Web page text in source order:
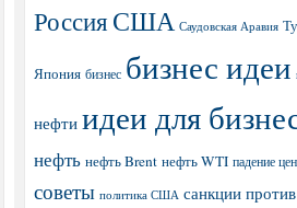
РоссияСША Саудовская Аравия
Япония бизнес бизнес идеи
нефти идеи для
нефть нефть Brent нефть WTI падение
советы политика США санкции